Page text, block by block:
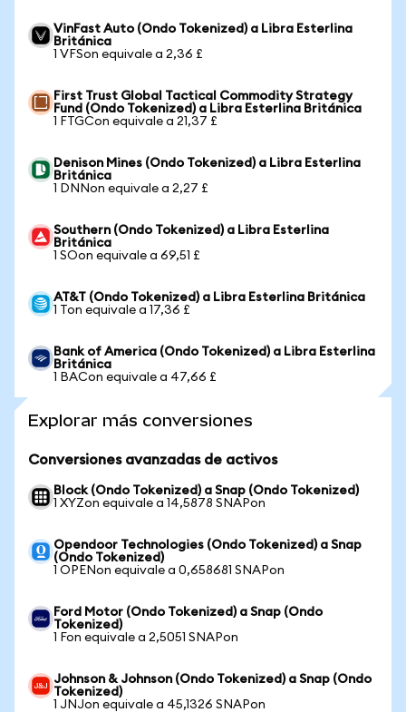
VinFast Auto (Ondo Tokenized) a Libra Esterlina
Británica
1 VFSon equivale a 2,36 £
First Trust Global Tactical Commodity Strategy
Fund (Ondo Tokenized) a Libra Esterlina Británica
1 FTGCon equivale a 21,37 £
Denison Mines (Ondo Tokenized) a Libra Esterlina
Británica
1 DNNon equivale a 2,27 £
Southern (Ondo Tokenized) a Libra Esterlina
Británica
1 SOon equivale a 69,51 £
AT&T (Ondo Tokenized) a Libra Esterlina Británica
1 Ton equivale a 17,36 £
Bank of America (Ondo Tokenized) a Libra Esterlina
Británica
1 BACon equivale a 47,66 £
Explorar más conversiones
Conversiones avanzadas de activos
Block (Ondo Tokenized) a Snap (Ondo Tokenized)
1 XYZon equivale a 14,5878 SNAPon
Opendoor Technologies (Ondo Tokenized) a Snap
(Ondo Tokenized)
1 OPENon equivale a 0,658681 SNAPon
Ford Motor (Ondo Tokenized) a Snap (Ondo
Tokenized)
1 Fon equivale a 2,5051 SNAPon
Johnson & Johnson (Ondo Tokenized) a Snap (Ondo
Tokenized)
1 JNJon equivale a 45,1326 SNAPon